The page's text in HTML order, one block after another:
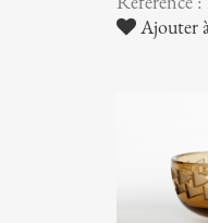
Ajouter